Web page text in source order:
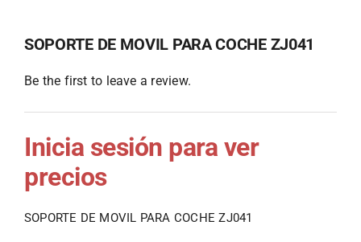
SOPORTE DE MOVIL PARA COCHE ZJ041
Be the first to leave a review.
Inicia sesión para ver
precios
SOPORTE DE MOVIL PARA COCHE ZJ041